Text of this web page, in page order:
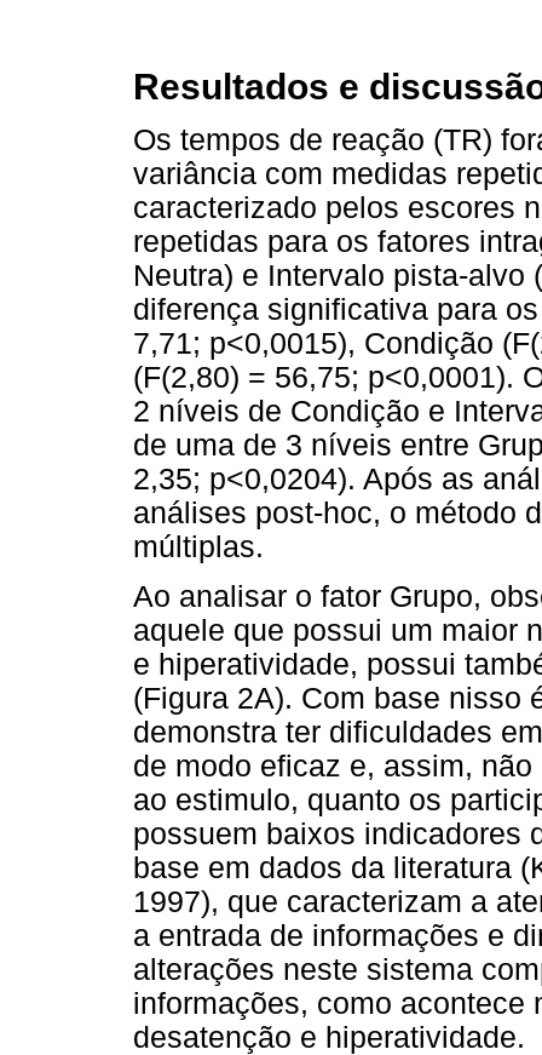
Resultados e
Os tempos de reação (TR)
variância com medidas
caracterizado pelos escores
repetidas para os fatores
Neutra) e Intervalo pista-alvo
diferença significativa para
7,71; p<0,0015), Condição
(F(2,80) = 56,75; p<0,0001).
2 níveis de Condição e
de uma de 3 níveis entre
2,35; p<0,0204). Após as
análises post-hoc, o método
múltiplas.
Ao analisar o fator Grupo,
aquele que possui um maior
e hiperatividade, possui
(Figura 2A). Com base nisso
demonstra ter dificuldades
de modo eficaz e, assim,
ao estimulo, quanto os
possuem baixos indicadores
base em dados da literatura
1997), que caracterizam a
a entrada de informações e
alterações neste sistema
informações, como acontece
desatenção e hiperatividade.